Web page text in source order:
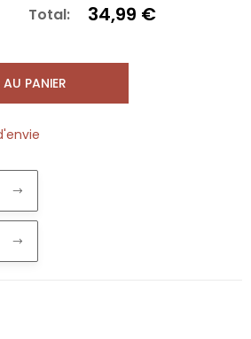
Total: 34,99 €
PANIER